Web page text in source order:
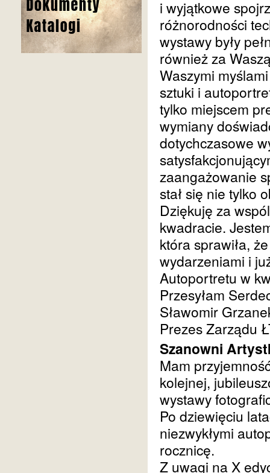
i wyjątkowe
różnorodności
wystawy były
również za
Waszymi
sztuki i
tylko miejscem
wymiany
dotychczasowe
zaangażowanie
stał się nie tylko
Dziękuję za
kwadracie.
która sprawiła,
wydarzeniami i
Autoportretu w
Przesyłam
Sławomir
Prezes Zarządu
Szanowni
Mam
kolejnej,
wystawy
Po dziewięciu
niezwykłymi
rocznicę.
Z uwagi na X